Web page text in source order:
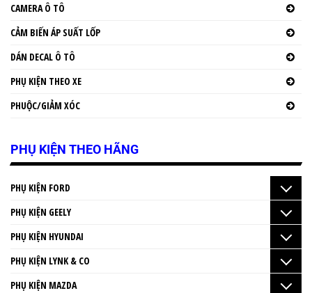
CAMERA Ô TÔ
CẢM BIẾN ÁP SUẤT LỐP
DÁN DECAL Ô TÔ
PHỤ KIỆN THEO XE
PHUỘC/GIẢM XÓC
PHỤ KIỆN THEO HÃNG
PHỤ KIỆN FORD
PHỤ KIỆN GEELY
PHỤ KIỆN HYUNDAI
PHỤ KIỆN LYNK & CO
PHỤ KIỆN MAZDA